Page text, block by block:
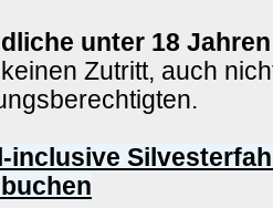
unter 18 Jahren
Zutritt, auch
inclusive